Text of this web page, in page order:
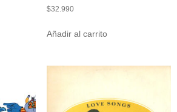
$32.990
Añadir al carrito